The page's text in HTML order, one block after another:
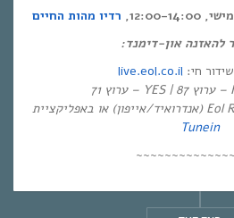
14:00,
רדיו מהות החיים
להאזנה און-דימנד:
חי: live.eol.co.il
Tunein